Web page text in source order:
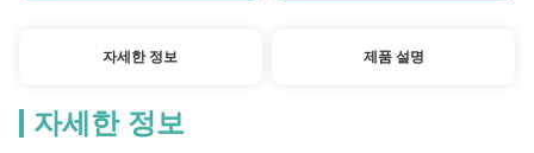
자세한 정보 제품 설명
자세한 정보